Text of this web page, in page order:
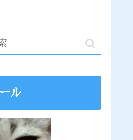
ル